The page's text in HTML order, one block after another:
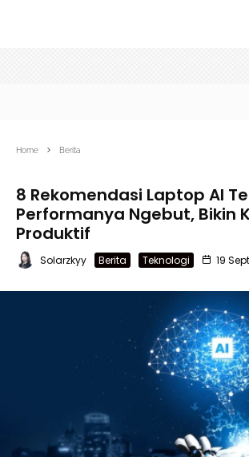
Home Berita
8 Rekomendasi Laptop AI
Performanya Ngebut, Bikin
Produktif
Solarzkyy Berita Teknologi 19